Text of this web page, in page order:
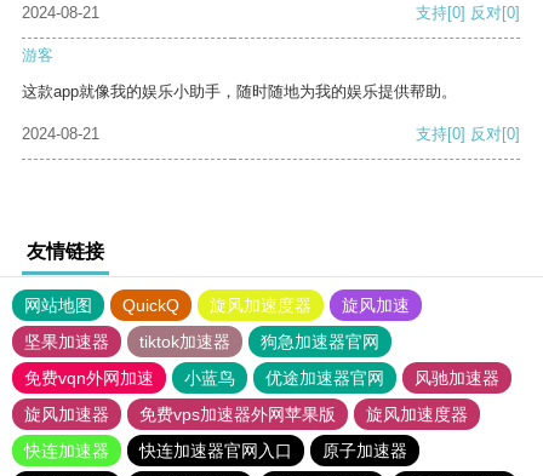
2024-08-21
支持[0] 反对[0]
游客
这款app就像我的娱乐小助手，随时随地为我的娱乐提供帮助。
2024-08-21 支持[0] 反对[0]
友情链接
网站地图 QuickQ 旋风加速度器
旋风加速
坚果加速器
tiktok加速器
狗急加速器官网
免费vqn外网加速
小蓝鸟 优途加速器官网
风驰加速器
旋风加速器
免费vps加速器外网苹果版
旋风加速度器
快连加速器
快连加速器官网入口
原子加速器